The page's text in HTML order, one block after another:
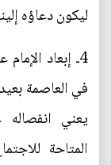
ليكون دعاؤه إلينا
4ـ إبعاد
في العاصمة
يعني
المتاحة